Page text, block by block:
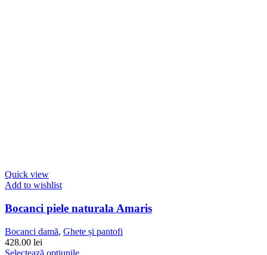
Quick view
Add to wishlist
Bocanci piele naturala Amaris
Bocanci damă, Ghete și pantofi
428.00 lei
Selectează opțiunileAcest